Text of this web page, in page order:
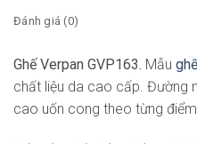
Đánh giá (0)
Ghế Verpan GVP163. Mẫu
chất liệu da cao cấp. Đường
cao uốn cong theo từng